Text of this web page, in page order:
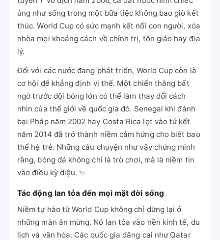
ủng như sống trong một bữa tiệc không bao giờ kết
thúc. World Cup có sức mạnh kết nối con người, xóa
nhòa mọi khoảng cách về chính trị, tôn giáo hay địa
lý.
Đối với các nước đang phát triển, World Cup còn là
cơ hội để khẳng định vị thế. Một chiến thắng bất
ngờ trước đội bóng lớn có thể làm thay đổi cách
nhìn của thế giới về quốc gia đó. Senegal khi đánh
bại Pháp năm 2002 hay Costa Rica lọt vào tứ kết
năm 2014 đã trở thành niềm cảm hứng cho biết bao
thế hệ trẻ. Những câu chuyện như vậy chứng minh
rằng, bóng đá không chỉ là trò chơi, mà là niềm tin
vào điều kỳ diệu. ✨
Tác động lan tỏa đến mọi mặt đời sống
Niềm tự hào từ World Cup không chỉ dừng lại ở
những màn ăn mừng. Nó lan tỏa vào nền kinh tế, du
lịch và văn hóa. Các quốc gia đăng cai như Qatar